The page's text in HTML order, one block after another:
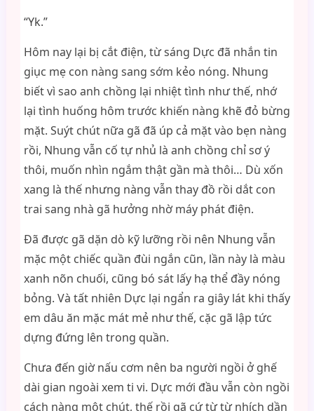
“Yk.”
Hôm nay lại bị cắt điện, từ sáng Dực đã nhắn tin
giục mẹ con nàng sang sớm kẻo nóng. Nhung
biết vì sao anh chồng lại nhiệt tình như thế, nhớ
lại tình huống hôm trước khiến nàng khẽ đỏ bừng
mặt. Suýt chút nữa gã đã úp cả mặt vào bẹn nàng
rồi, Nhung vẫn cố tự nhủ là anh chồng chỉ sơ ý
thôi, muốn nhìn ngắm thật gần mà thôi… Dù xốn
xang là thế nhưng nàng vẫn thay đồ rồi dắt con
trai sang nhà gã hưởng nhờ máy phát điện.
Đã được gã dặn dò kỹ lưỡng rồi nên Nhung vẫn
mặc một chiếc quần đùi ngắn cũn, lần này là màu
xanh nõn chuối, cũng bó sát lấy hạ thể đầy nóng
bỏng. Và tất nhiên Dực lại ngẩn ra giây lát khi thấy
em dâu ăn mặc mát mẻ như thế, cặc gã lập tức
dựng đứng lên trong quần.
Chưa đến giờ nấu cơm nên ba người ngồi ở ghế
dài gian ngoài xem ti vi. Dực mới đầu vẫn còn ngồi
cách nàng một chút, thế rồi gã cứ từ từ nhích dần